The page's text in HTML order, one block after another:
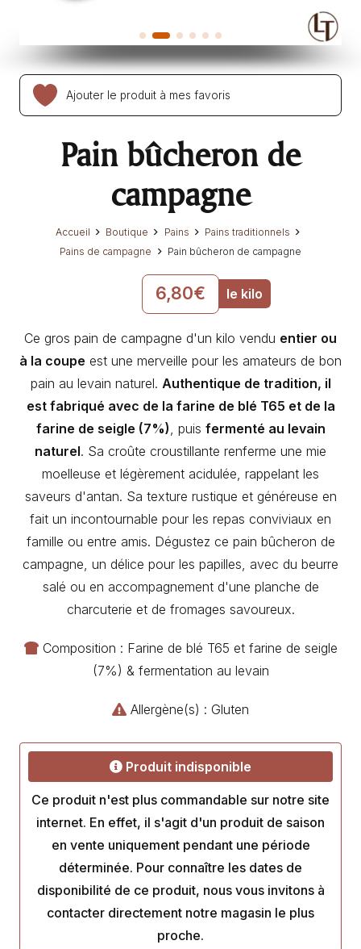
Ajouter le produit à mes favoris
Pain bûcheron de
campagne
Accueil Boutique Pains
Pains traditionnels
Pains de campagne
Pain bûcheron de campagne
6,80€ le kilo
Ce gros pain de campagne d'un kilo vendu entier ou
à la coupe est une merveille pour les amateurs de bon
pain au levain naturel. Authentique de tradition, il
est fabriqué avec de la farine de blé T65 et de la
farine de seigle (7%) , puis fermenté au levain
naturel. Sa croûte croustillante renferme une mie
moelleuse et légèrement acidulée, rappelant les
saveurs d'antan. Sa texture rustique et généreuse en
fait un incontournable pour les repas conviviaux en
famille ou entre amis. Dégustez ce pain bûcheron de
campagne, un délice pour les papilles, avec du beurre
salé ou en accompagnement d'une planche de
charcuterie et de fromages savoureux.
Composition : Farine de blé T65 et farine de seigle
(7%) & fermentation au levain
Allergène(s) : Gluten
Produit indisponible
Ce produit n'est plus commandable sur notre site
internet. En effet, il s'agit d'un produit de saison
en vente uniquement pendant une période
déterminée. Pour connaître les dates de
disponibilité de ce produit, nous vous invitons à
contacter directement notre magasin le plus
proche.